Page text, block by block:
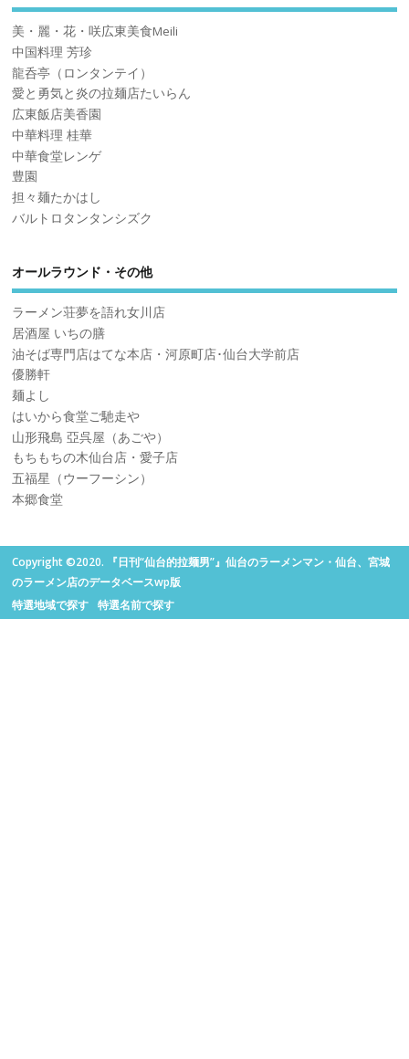
美・麗・花・咲広東美食Meili
中国料理 芳珍
龍呑亭（ロンタンテイ）
愛と勇気と炎の拉麺店たいらん
広東飯店美香園
中華料理 桂華
中華食堂レンゲ
豊園
担々麺たかはし
バルトロタンタンシズク
オールラウンド・その他
ラーメン荘夢を語れ女川店
居酒屋 いちの膳
油そば専門店はてな本店・河原町店･仙台大学前店
優勝軒
麺よし
はいから食堂ご馳走や
山形飛島 亞呉屋（あごや）
もちもちの木仙台店・愛子店
五福星（ウーフーシン）
本郷食堂
Copyright ©2020. 『日刊“仙台的拉麺男”』仙台のラーメンマン・仙台、宮城
のラーメン店のデータベースwp版
特選地域で探す
特選名前で探す